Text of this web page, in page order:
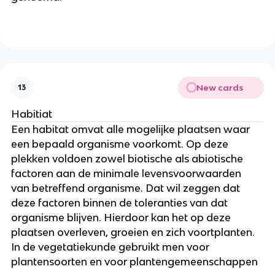
13 New cards
Habitiat
Een habitat omvat alle mogelijke plaatsen waar
een bepaald organisme voorkomt. Op deze
plekken voldoen zowel biotische als abiotische
factoren aan de minimale levensvoorwaarden
van betreffend organisme. Dat wil zeggen dat
deze factoren binnen de toleranties van dat
organisme blijven. Hierdoor kan het op deze
plaatsen overleven, groeien en zich voortplanten.
In de vegetatiekunde gebruikt men voor
plantensoorten en voor plantengemeenschappen